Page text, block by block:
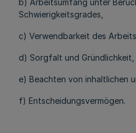
b) Arbeitsumfang unter
Schwierigkeitsgrades,
c) Verwendbarkeit des
d) Sorgfalt und Gründlichkeit,
e) Beachten von inhaltlichen
f) Entscheidungsvermögen.